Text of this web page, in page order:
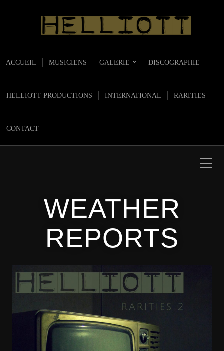
ACCUEIL MUSICIENS GALERIE DISCOGRAPHIE
HELLIOTT PRODUCTIONS INTERNATIONAL RARITIES
CONTACT
WEATHER
REPORTS